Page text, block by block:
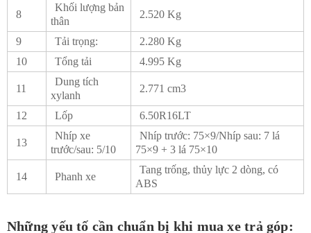
8
Khối lượng bản
thân
2.520 Kg
9 Tải trọng:
2.280 Kg
10
Tổng tải 4.995 Kg
11
Dung tích
xylanh
2.771 cm3
12 Lốp 6.50R16LT
13
Nhíp xe
trước/sau: 5/10
Nhíp trước: 75×9/Nhíp sau: 7 lá
75×9 + 3 lá 75×10
14 Phanh xe
Tang trống, thủy lực 2 dòng, có
ABS
Những yếu tố cần chuẩn bị khi mua xe trả góp: